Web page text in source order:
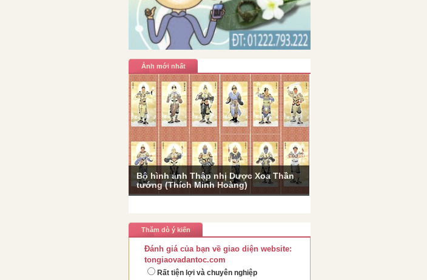
Ảnh mới nhất
Bộ hình ảnh Thập nhị Dược Xoa Thần
tướng (Thích Minh Hoàng)
Thăm dò ý kiến
Đánh giá của bạn về giao diện website:
tongiaovadantoc.com
Rất tiện lợi và chuyên nghiệp